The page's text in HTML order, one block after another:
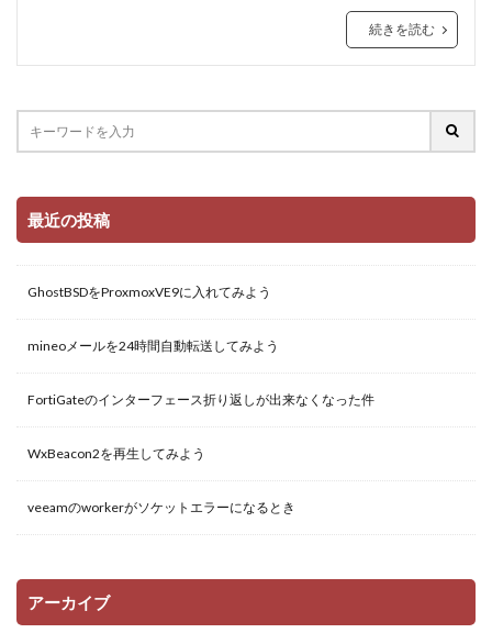
続きを読む
最近の投稿
GhostBSDをProxmoxVE9に入れてみよう
mineoメールを24時間自動転送してみよう
FortiGateのインターフェース折り返しが出来なくなった件
WxBeacon2を再生してみよう
veeamのworkerがソケットエラーになるとき
アーカイブ